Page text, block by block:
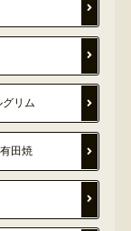
リム
田焼